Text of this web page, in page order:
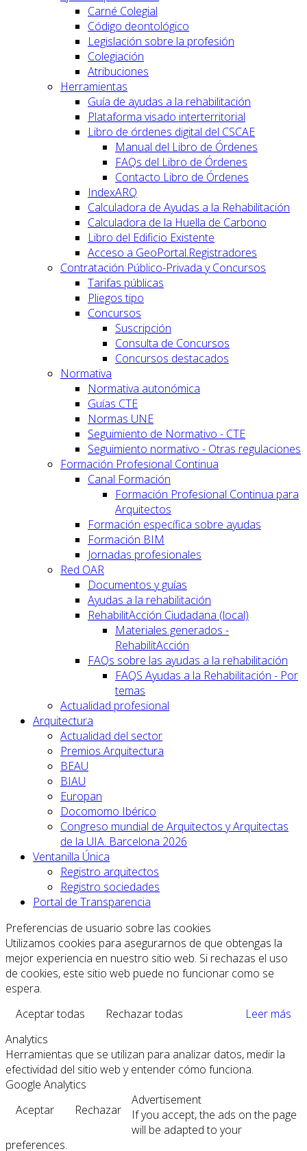
Carné Colegial
Código deontológico
Legislación sobre la profesión
Colegiación
Atribuciones
Herramientas
Guía de ayudas a la rehabilitación
Plataforma visado interterritorial
Libro de órdenes digital del CSCAE
Manual del Libro de Órdenes
FAQs del Libro de Órdenes
Contacto Libro de Órdenes
IndexARQ
Calculadora de Ayudas a la Rehabilitación
Calculadora de la Huella de Carbono
Libro del Edificio Existente
Acceso a GeoPortal.Registradores
Contratación Público-Privada y Concursos
Tarifas públicas
Pliegos tipo
Concursos
Suscripción
Consulta de Concursos
Concursos destacados
Normativa
Normativa autonómica
Guías CTE
Normas UNE
Seguimiento de Normativo - CTE
Seguimiento normativo - Otras regulaciones
Formación Profesional Continua
Canal Formación
Formación Profesional Continua para
Arquitectos
Formación específica sobre ayudas
Formación BIM
Jornadas profesionales
Red OAR
Documentos y guías
Ayudas a la rehabilitación
RehabilitAcción Ciudadana (local)
Materiales generados -
RehabilitAcción
FAQs sobre las ayudas a la rehabilitación
FAQS Ayudas a la Rehabilitación - Por
temas
Actualidad profesional
Arquitectura
Actualidad del sector
Premios Arquitectura
BEAU
BIAU
Europan
Docomomo Ibérico
Congreso mundial de Arquitectos y Arquitectas
de la UIA. Barcelona 2026
Ventanilla Única
Registro arquitectos
Registro sociedades
Portal de Transparencia
Preferencias de usuario sobre las cookies
Utilizamos cookies para asegurarnos de que obtengas la
mejor experiencia en nuestro sitio web. Si rechazas el uso
de cookies, este sitio web puede no funcionar como se
espera.
Aceptar todas
Rechazar todas
Leer más
Analytics
Herramientas que se utilizan para analizar datos, medir la
efectividad del sitio web y entender cómo funciona.
Google Analytics
Aceptar
Rechazar
Advertisement
If you accept, the ads on the page
will be adapted to your
preferences.